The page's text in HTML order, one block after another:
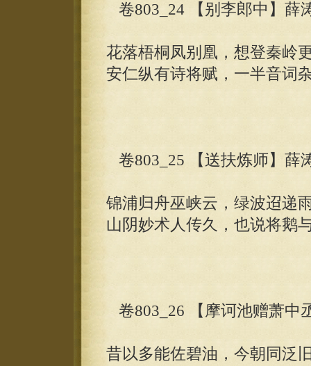
卷803_24 【别李郎中】薛
花落梧桐凤别凰，想登秦岭
安仁纵有诗将赋，一半音词
卷803_25 【送扶炼师】薛
锦浦归舟巫峡云，绿波迢递
山阴妙术人传久，也说将鹅
卷803_26 【摩诃池赠萧中
昔以多能佐碧油，今朝同泛